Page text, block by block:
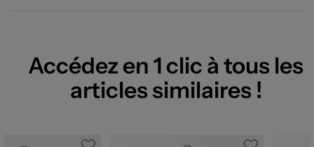
Accédez en 1 clic à tous les
articles similaires !